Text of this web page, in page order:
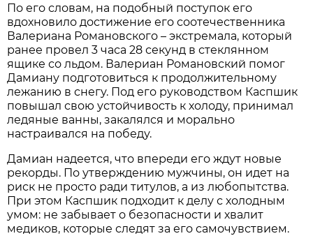
По его словам, на подобный поступок его
вдохновило достижение его соотечественника
Валериана Романовского – экстремала, который
ранее провел 3 часа 28 секунд в стеклянном
ящике со льдом. Валериан Романовский помог
Дамиану подготовиться к продолжительному
лежанию в снегу. Под его руководством Каспшик
повышал свою устойчивость к холоду, принимал
ледяные ванны, закалялся и морально
настраивался на победу.
Дамиан надеется, что впереди его ждут новые
рекорды. По утверждению мужчины, он идет на
риск не просто ради титулов, а из любопытства.
При этом Каспшик подходит к делу с холодным
умом: не забывает о безопасности и хвалит
медиков, которые следят за его самочувствием.